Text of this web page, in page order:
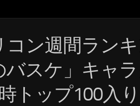
コン週間ラン
バスケ」キャ
トップ100入り